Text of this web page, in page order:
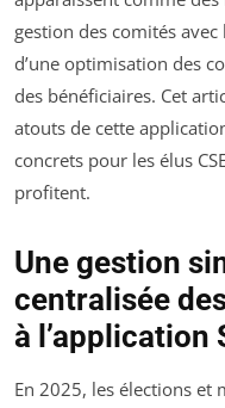
gestion des comités avec
d’une optimisation des
des bénéficiaires. Cet
atouts de cette
concrets pour les élus
profitent.
Une gestion
centralisée
à l’application
En 2025, les élections et